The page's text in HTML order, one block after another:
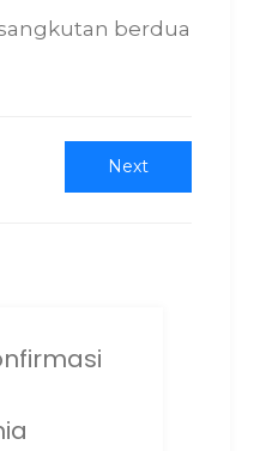
berdua
NextNext
post: